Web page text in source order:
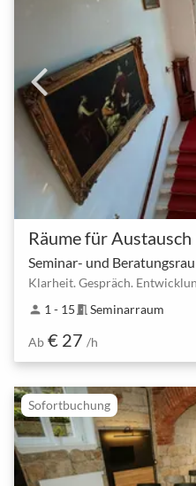
Seminar- und
Klarheit. Gespräch.
person 1 - 15 meeting_room Seminarraum
Ab € 27 /h
Sofortbuchung